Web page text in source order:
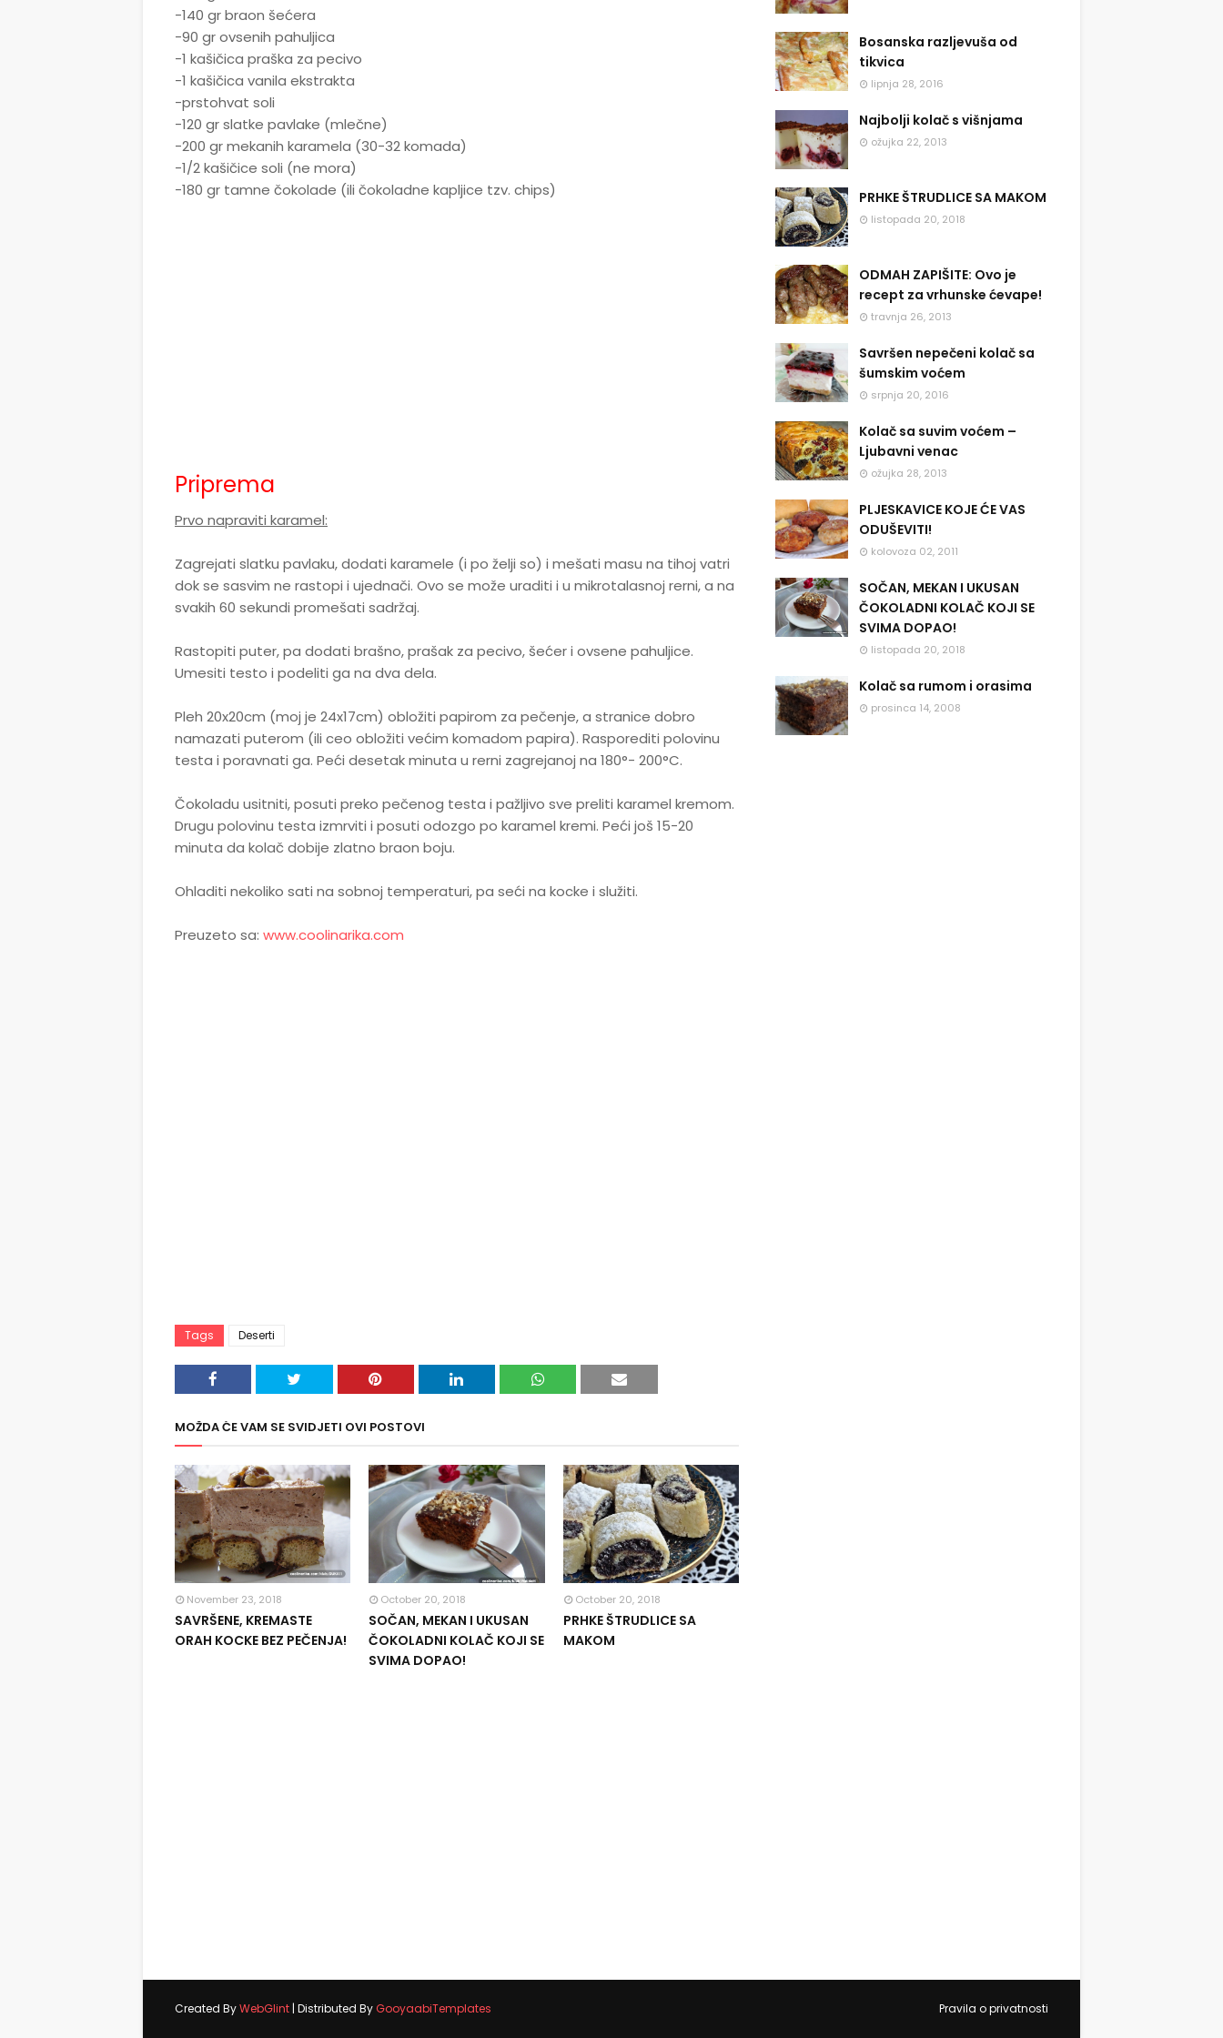
-140 gr braon šećera
-90 gr ovsenih pahuljica
-1 kašičica praška za pecivo
-1 kašičica vanila ekstrakta
-prstohvat soli
-120 gr slatke pavlake (mlečne)
-200 gr mekanih karamela (30-32 komada)
-1/2 kašičice soli (ne mora)
-180 gr tamne čokolade (ili čokoladne kapljice tzv. chips)
Priprema
Prvo napraviti karamel:
Zagrejati slatku pavlaku, dodati karamele (i po želji so) i mešati masu na tihoj vatri
dok se sasvim ne rastopi i ujednači. Ovo se može uraditi i u mikrotalasnoj rerni, a na
svakih 60 sekundi promešati sadržaj.
Rastopiti puter, pa dodati brašno, prašak za pecivo, šećer i ovsene pahuljice.
Umesiti testo i podeliti ga na dva dela.
Pleh 20x20cm (moj je 24x17cm) obložiti papirom za pečenje, a stranice dobro
namazati puterom (ili ceo obložiti većim komadom papira). Rasporediti polovinu
testa i poravnati ga. Peći desetak minuta u rerni zagrejanoj na 180°- 200°C.
Čokoladu usitniti, posuti preko pečenog testa i pažljivo sve preliti karamel kremom.
Drugu polovinu testa izmrviti i posuti odozgo po karamel kremi. Peći još 15-20
minuta da kolač dobije zlatno braon boju.
Ohladiti nekoliko sati na sobnoj temperaturi, pa seći na kocke i služiti.
Preuzeto sa: www.coolinarika.com
Tags Deserti
MOŽDA ĆE VAM SE SVIDJETI OVI POSTOVI
November 23, 2018
SAVRŠENE, KREMASTE
ORAH KOCKE BEZ PEČENJA!
October 20, 2018
SOČAN, MEKAN I UKUSAN
ČOKOLADNI KOLAČ KOJI SE
SVIMA DOPAO!
October 20, 2018
PRHKE ŠTRUDLICE SA
MAKOM
Bosanska razljevuša od
tikvica
lipnja 28, 2016
Najbolji kolač s višnjama
ožujka 22, 2013
PRHKE ŠTRUDLICE SA MAKOM
listopada 20, 2018
ODMAH ZAPIŠITE: Ovo je
recept za vrhunske ćevape!
travnja 26, 2013
Savršen nepečeni kolač sa
šumskim voćem
srpnja 20, 2016
Kolač sa suvim voćem –
Ljubavni venac
ožujka 28, 2013
PLJESKAVICE KOJE ĆE VAS
ODUŠEVITI!
kolovoza 02, 2011
SOČAN, MEKAN I UKUSAN
ČOKOLADNI KOLAČ KOJI SE
SVIMA DOPAO!
listopada 20, 2018
Kolač sa rumom i orasima
prosinca 14, 2008
Pravila o privatnosti
Created ByWebGlint | Distributed ByGooyaabiTemplates